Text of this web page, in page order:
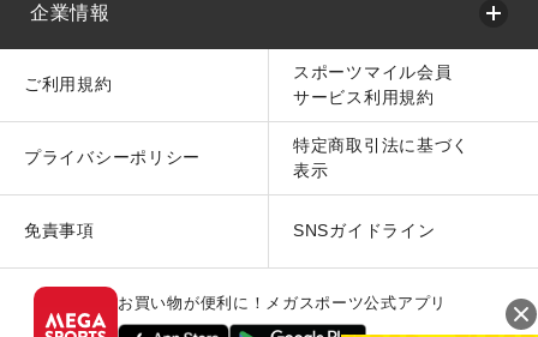
企業情報
ご利用規約
スポーツマイル会員
サービス利用規約
プライバシーポリシー
特定商取引法に基づく
表示
免責事項 SNSガイドライン
お買い物が便利に！メガスポーツ公式アプリ